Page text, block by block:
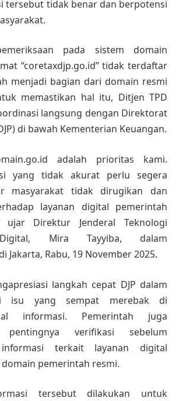
tersebut tidak benar dan berpotensi
pada sistem domain
“coretaxdjp.go.id” tidak terdaftar
menjadi bagian dari domain resmi
memastikan hal itu, Ditjen TPD
langsung dengan Direktorat
di bawah Kementerian Keuangan.
adalah prioritas kami.
yang tidak akurat perlu segera
masyarakat tidak dirugikan dan
layanan digital pemerintah
ujar Direktur Jenderal Teknologi
Mira Tayyiba, dalam
Jakarta, Rabu, 19 November 2025.
langkah cepat DJP dalam
isu yang sempat merebak di
informasi. Pemerintah juga
pentingnya verifikasi sebelum
informasi terkait layanan digital
pemerintah resmi.
tersebut dilakukan untuk